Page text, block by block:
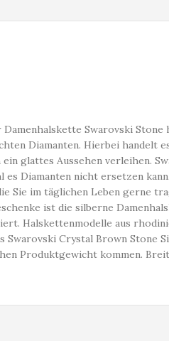
Swarovski Stone
Diamanten. Hierbei handelt
glattes Aussehen verleihen.
Diamanten nicht ersetzen
Sie im täglichen Leben gerne
ist die silberne
Halskettenmodelle aus
Swarovski Crystal Brown Stone
Produktgewicht kommen.